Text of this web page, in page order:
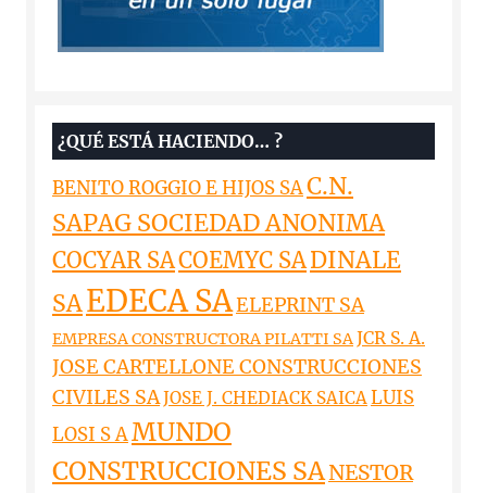
¿QUÉ ESTÁ HACIENDO… ?
BENITO ROGGIO E HIJOS SAC.N.
SAPAG SOCIEDAD ANONIMA
COCYAR SACOEMYC SADINALE
SAEDECA SAELEPRINT SA
EMPRESA CONSTRUCTORA PILATTI SAJCR S. A.
JOSE CARTELLONE CONSTRUCCIONES
CIVILES SAJOSE J. CHEDIACK SAICALUIS
LOSI S AMUNDO
CONSTRUCCIONES SANESTOR